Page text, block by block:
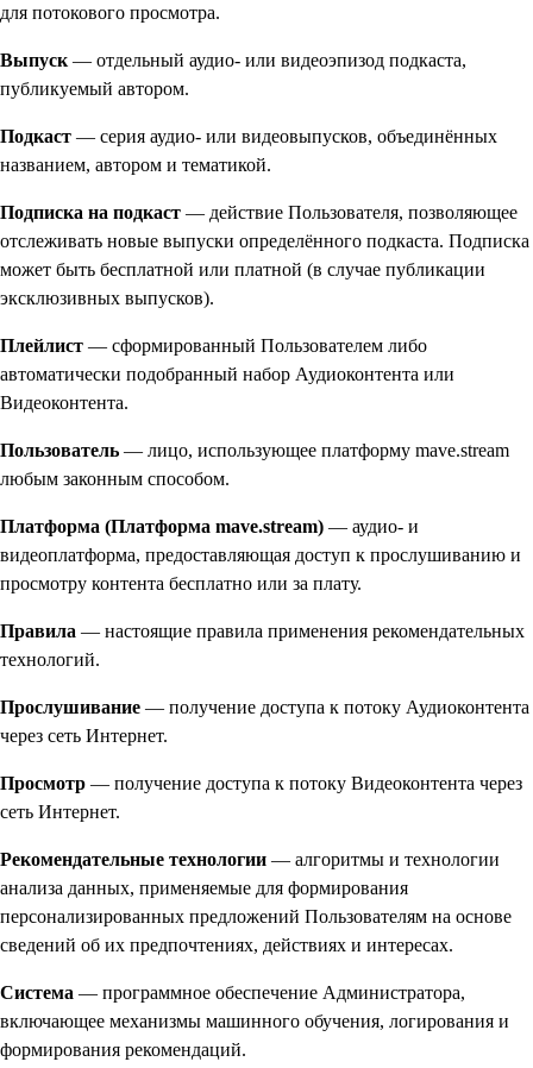
для потокового просмотра.
Выпуск — отдельный аудио- или видеоэпизод подкаста,
публикуемый автором.
Подкаст — серия аудио- или видеовыпусков, объединённых
названием, автором и тематикой.
Подписка на подкаст — действие Пользователя, позволяющее
отслеживать новые выпуски определённого подкаста. Подписка
может быть бесплатной или платной (в случае публикации
эксклюзивных выпусков).
Плейлист — сформированный Пользователем либо
автоматически подобранный набор Аудиоконтента или
Видеоконтента.
Пользователь — лицо, использующее платформу mave.stream
любым законным способом.
Платформа (Платформа mave.stream) — аудио- и
видеоплатформа, предоставляющая доступ к прослушиванию и
просмотру контента бесплатно или за плату.
Правила — настоящие правила применения рекомендательных
технологий.
Прослушивание — получение доступа к потоку Аудиоконтента
через сеть Интернет.
Просмотр — получение доступа к потоку Видеоконтента через
сеть Интернет.
Рекомендательные технологии — алгоритмы и технологии
анализа данных, применяемые для формирования
персонализированных предложений Пользователям на основе
сведений об их предпочтениях, действиях и интересах.
Система — программное обеспечение Администратора,
включающее механизмы машинного обучения, логирования и
формирования рекомендаций.